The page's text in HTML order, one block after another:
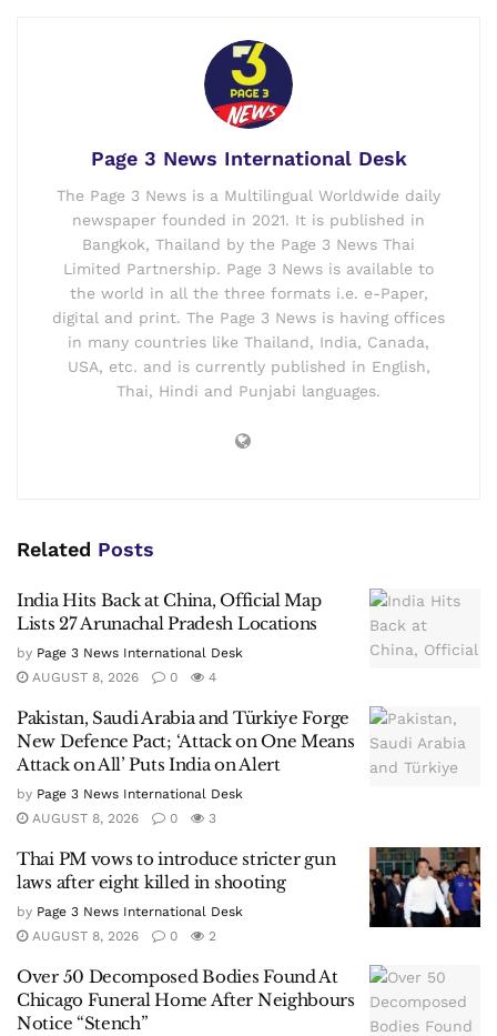
Page 3 News International Desk
The Page 3 News is a Multilingual Worldwide daily
newspaper founded in 2021. It is published in
Bangkok, Thailand by the Page 3 News Thai
Limited Partnership. Page 3 News is available to
the world in all the three formats i.e. e-Paper,
digital and print. The Page 3 News is having offices
in many countries like Thailand, India, Canada,
USA, etc. and is currently published in English,
Thai, Hindi and Punjabi languages.
Related Posts
India Hits Back at China, Official Map
Lists 27 Arunachal Pradesh Locations
by Page 3 News International Desk
AUGUST 8, 2026
0 4
Pakistan, Saudi Arabia and Türkiye Forge
New Defence Pact; ‘Attack on One Means
Attack on All’ Puts India on Alert
by Page 3 News International Desk
AUGUST 8, 2026
0 3
Thai PM vows to introduce stricter gun
laws after eight killed in shooting
by Page 3 News International Desk
AUGUST 8, 2026
0 2
Over 50 Decomposed Bodies Found At
Chicago Funeral Home After Neighbours
Notice “Stench”